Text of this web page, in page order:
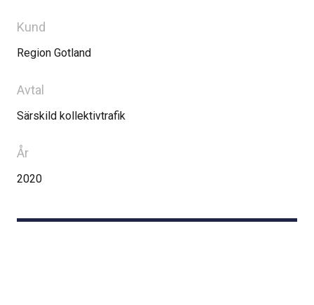
Kund
Region Gotland
Avtal
Särskild kollektivtrafik
År
2020